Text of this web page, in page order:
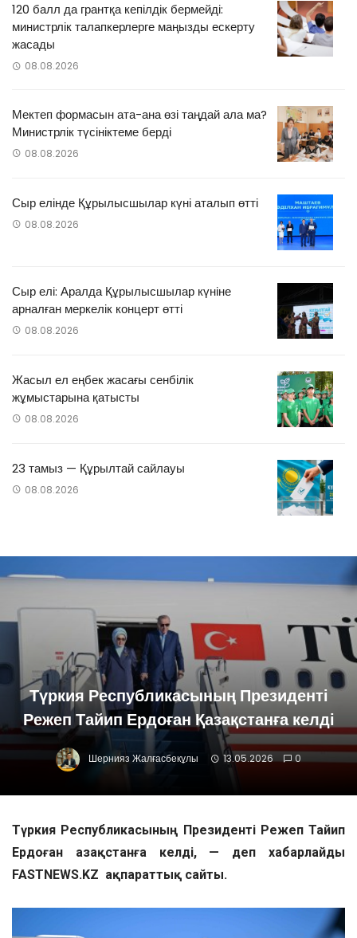
120 балл да грантқа кепілдік бермейді:
министрлік талапкерлерге маңызды ескерту
жасады
08.08.2026
Мектеп формасын ата-ана өзі таңдай ала ма?
Министрлік түсініктеме берді
08.08.2026
Сыр елінде Құрылысшылар күні аталып өтті
08.08.2026
Сыр елі: Аралда Құрылысшылар күніне
арналған меркелік концерт өтті
08.08.2026
Жасыл ел еңбек жасағы сенбілік
жұмыстарына қатысты
08.08.2026
23 тамыз — Құрылтай сайлауы
08.08.2026
Түркия Республикасының Президенті
Режеп Тайип Ердоған Қазақстанға келді
Шернияз Жалғасбекұлы 13.05.2026 0
Түркия Республикасының Президенті Режеп Тайип
Ердоған Қазақстанға келді, — деп хабарлайды
FASTNEWS.KZ ақпараттық сайты.